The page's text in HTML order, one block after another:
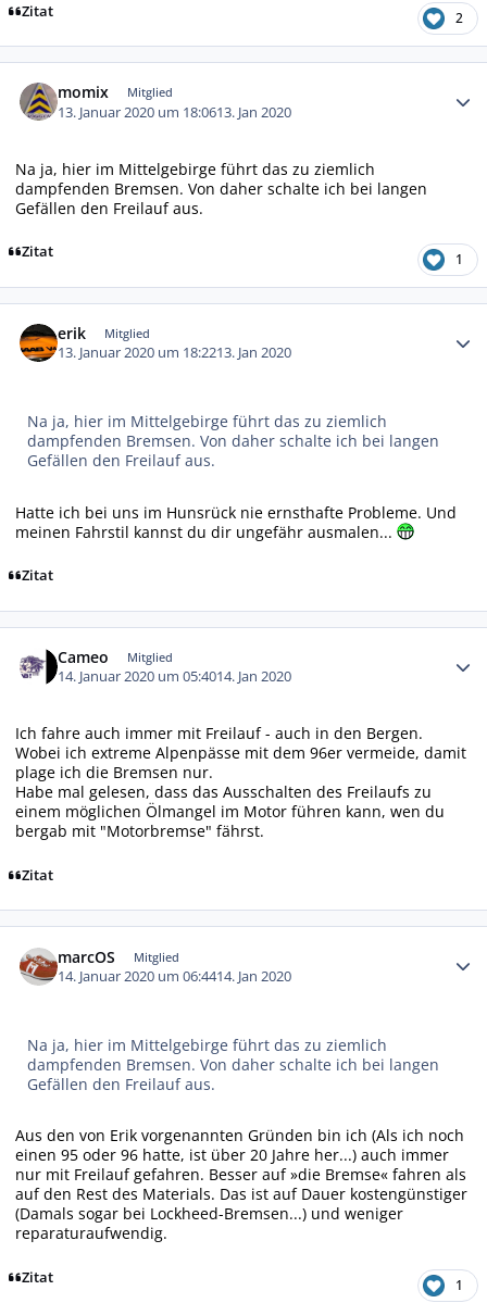
Zitat 2
momix Mitglied
13. Januar 2020 um 18:0613. Jan 2020
Na ja, hier im Mittelgebirge führt das zu ziemlich
dampfenden Bremsen. Von daher schalte ich bei langen
Gefällen den Freilauf aus.
Zitat 1
erik Mitglied
13. Januar 2020 um 18:2213. Jan 2020
Na ja, hier im Mittelgebirge führt das zu ziemlich
dampfenden Bremsen. Von daher schalte ich bei langen
Gefällen den Freilauf aus.
Hatte ich bei uns im Hunsrück nie ernsthafte Probleme. Und
meinen Fahrstil kannst du dir ungefähr ausmalen...
Zitat
Cameo Mitglied
14. Januar 2020 um 05:4014. Jan 2020
Ich fahre auch immer mit Freilauf - auch in den Bergen.
Wobei ich extreme Alpenpässe mit dem 96er vermeide, damit
plage ich die Bremsen nur.
Habe mal gelesen, dass das Ausschalten des Freilaufs zu
einem möglichen Ölmangel im Motor führen kann, wen du
bergab mit "Motorbremse" fährst.
Zitat
marcOS Mitglied
14. Januar 2020 um 06:4414. Jan 2020
Na ja, hier im Mittelgebirge führt das zu ziemlich
dampfenden Bremsen. Von daher schalte ich bei langen
Gefällen den Freilauf aus.
Aus den von Erik vorgenannten Gründen bin ich (Als ich noch
einen 95 oder 96 hatte, ist über 20 Jahre her...) auch immer
nur mit Freilauf gefahren. Besser auf »die Bremse« fahren als
auf den Rest des Materials. Das ist auf Dauer kostengünstiger
(Damals sogar bei Lockheed-Bremsen...) und weniger
reparaturaufwendig.
Zitat 1